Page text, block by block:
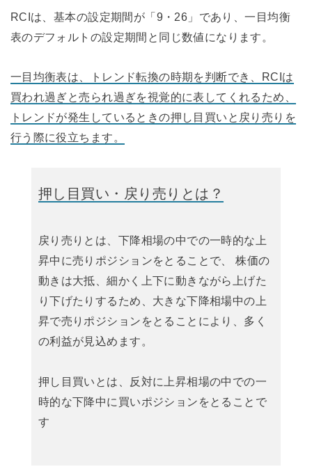
RCIは、基本の設定期間が「9・26」であり、一目均衡
表のデフォルトの設定期間と同じ数値になります。
一目均衡表は、トレンド転換の時期を判断でき、RCIは
買われ過ぎと売られ過ぎを視覚的に表してくれるため、
トレンドが発生しているときの押し目買いと戻り売りを
行う際に役立ちます。
押し目買い・戻り売りとは？
戻り売りとは、下降相場の中での一時的な上
昇中に売りポジションをとることで、 株価の
動きは大抵、細かく上下に動きながら上げた
り下げたりするため、大きな下降相場中の上
昇で売りポジションをとることにより、多く
の利益が見込めます。
押し目買いとは、反対に上昇相場の中での一
時的な下降中に買いポジションをとることで
す